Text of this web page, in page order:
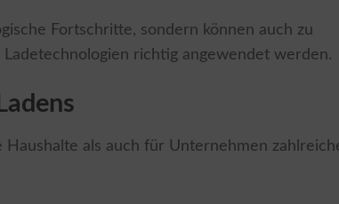
Fortschritte, sondern können auch zu
richtig angewendet werden.
als auch für Unternehmen